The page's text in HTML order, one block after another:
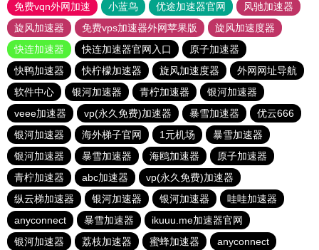
免费vqn外网加速
小蓝鸟 优途加速器官网
风驰加速器
旋风加速器
免费vps加速器外网苹果版
旋风加速度器
快连加速器
快连加速器官网入口
原子加速器
快鸭加速器
快柠檬加速器 旋风加速度器
外网网址导航
软件中心
银河加速器 青柠加速器
银河加速器
veee加速器
vp(永久免费)加速器 暴雪加速器
优云666
银河加速器
海外梯子官网 1元机场
暴雪加速器
银河加速器
暴雪加速器 海鸥加速器
原子加速器
青柠加速器
abc加速器
vp(永久免费)加速器
纵云梯加速器
银河加速器 银河加速器
哇哇加速器
anyconnect
暴雪加速器
ikuuu.me加速器官网
银河加速器
荔枝加速器 蜜蜂加速器 anyconnect